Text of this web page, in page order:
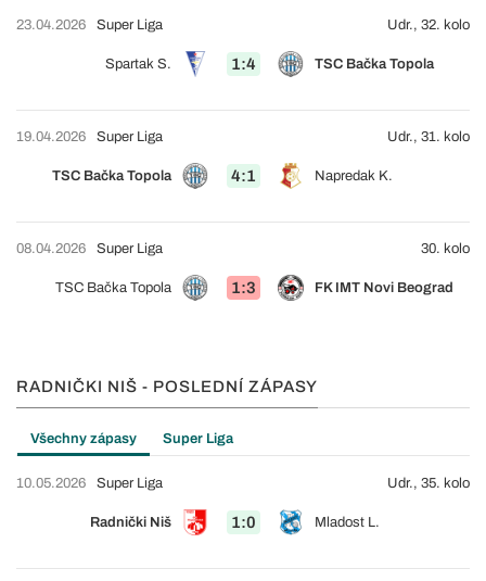
23.04.2026
Spartak S. 1:4 TSC Bačka Topola
Super Liga Udr., 32. kolo
19.04.2026
TSC Bačka Topola 4:1 Napredak K.
Super Liga Udr., 31. kolo
08.04.2026
TSC Bačka Topola 1:3 FK IMT Novi Beograd
Super Liga 30. kolo
RADNIČKI NIŠ - POSLEDNÍ ZÁPASY
Všechny zápasy Super Liga
10.05.2026
Radnički Niš 1:0 Mladost L.
Super Liga Udr., 35. kolo